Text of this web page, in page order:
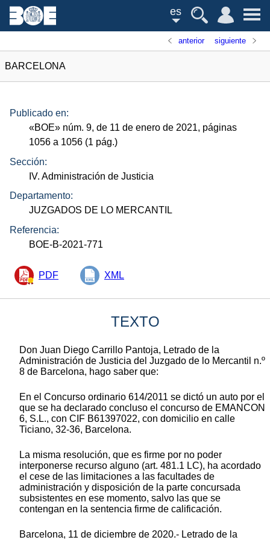
es
anterior siguiente
BARCELONA
Publicado en:
«BOE» núm. 9, de 11 de enero de 2021, páginas
1056 a 1056 (1 pág.)
Sección:
IV. Administración de Justicia
Departamento:
JUZGADOS DE LO MERCANTIL
Referencia:
BOE-B-2021-771
PDF XML
TEXTO
Don Juan Diego Carrillo Pantoja, Letrado de la
Administración de Justicia del Juzgado de lo Mercantil n.º
8 de Barcelona, hago saber que:
En el Concurso ordinario 614/2011 se dictó un auto por el
que se ha declarado concluso el concurso de EMANCON
6, S.L., con CIF B61397022, con domicilio en calle
Ticiano, 32-36, Barcelona.
La misma resolución, que es firme por no poder
interponerse recurso alguno (art. 481.1 LC), ha acordado
el cese de las limitaciones a las facultades de
administración y disposición de la parte concursada
subsistentes en ese momento, salvo las que se
contengan en la sentencia firme de calificación.
Barcelona, 11 de diciembre de 2020.- Letrado de la